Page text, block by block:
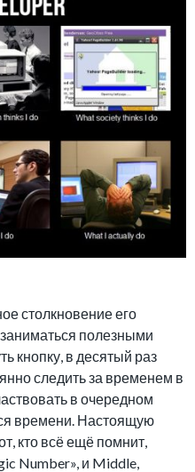
столкновение его
полезными
кнопку, в десятый раз
следить за временем в
в очередном
времени. Настоящую
кто всё ещё помнит,
Number», и Middle,